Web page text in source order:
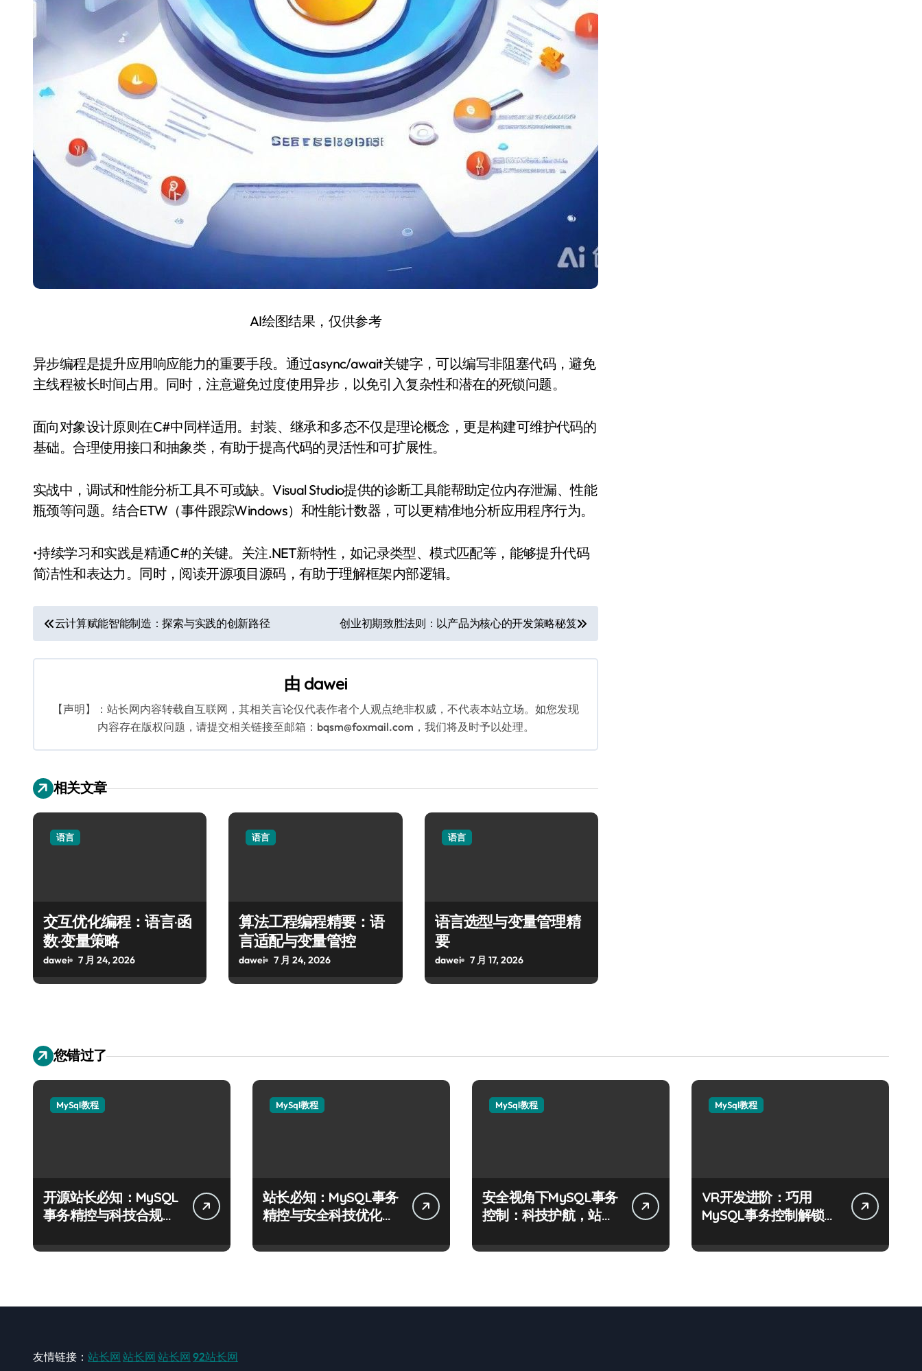
AI绘图结果，仅供参考
异步编程是提升应用响应能力的重要手段。通过async/await关键字，可以编写非阻塞代码，避免
主线程被长时间占用。同时，注意避免过度使用异步，以免引入复杂性和潜在的死锁问题。
面向对象设计原则在C#中同样适用。封装、继承和多态不仅是理论概念，更是构建可维护代码的
基础。合理使用接口和抽象类，有助于提高代码的灵活性和可扩展性。
实战中，调试和性能分析工具不可或缺。Visual Studio提供的诊断工具能帮助定位内存泄漏、性能
瓶颈等问题。结合ETW（事件跟踪Windows）和性能计数器，可以更精准地分析应用程序行为。
•持续学习和实践是精通C#的关键。关注.NET新特性，如记录类型、模式匹配等，能够提升代码
简洁性和表达力。同时，阅读开源项目源码，有助于理解框架内部逻辑。
文
章
云计算赋能智能制造：探索与实践的创新路径 创业初期致胜法则：以产品为核心的开发策略秘笈
由 dawei
【声明】：站长网内容转载自互联网，其相关言论仅代表作者个人观点绝非权威，不代表本站立场。如您发现
内容存在版权问题，请提交相关链接至邮箱：bqsm@foxmail.com，我们将及时予以处理。
相关文章
语言
交互优化编程：语言·函
数·变量策略
dawei 7 月 24, 2026
语言
算法工程编程精要：语
言适配与变量管控
dawei 7 月 24, 2026
语言
语言选型与变量管理精
要
dawei 7 月 17, 2026
您错过了
MySql教程
开源站长必知：MySQL
事务精控与科技合规风
MySql教程
站长必知：MySQL事务
精控与安全科技优化实
MySql教程
安全视角下MySQL事务
控制：科技护航，站长
MySql教程
VR开发进阶：巧用
MySQL事务控制解锁科
友情链接： 站长网 站长网 站长网 92站长网